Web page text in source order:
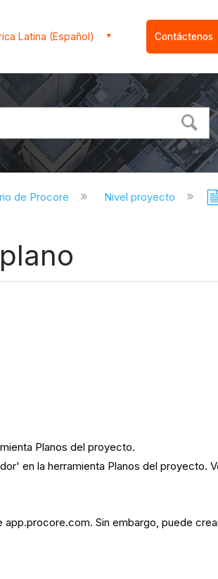
Latina (Español) Contáctenos
de Procore Nivel proyecto
Planos del proyecto.
en la herramienta Planos del proyecto.
Sin embargo, puede